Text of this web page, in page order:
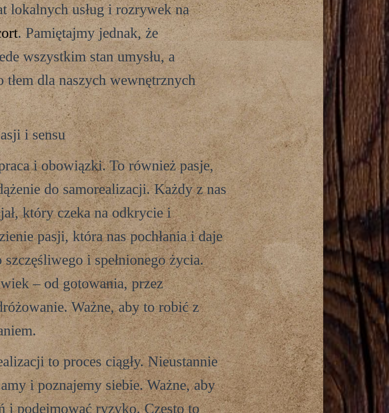
lokalnych usług i rozrywek na
. Pamiętajmy jednak, że
wszystkim stan umysłu, a
dla naszych wewnętrznych
i sensu
i obowiązki. To również pasje,
do samorealizacji. Każdy z nas
który czeka na odkrycie i
pasji, która nas pochłania i daje
i spełnionego życia.
– od gotowania, przez
Ważne, aby to robić z
to proces ciągły. Nieustannie
i poznajemy siebie. Ważne, aby
i podejmować ryzyko. Często to